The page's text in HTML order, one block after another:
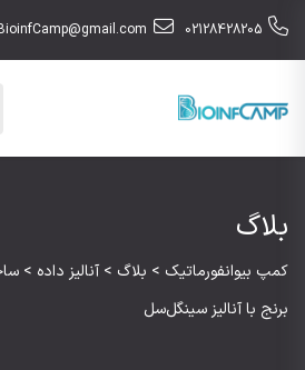
02128428205
بلاگ
کمپ بیوانفورماتیک > بلاگ > آنالیز داده >
برنج با آنالیز سینگل‌سل